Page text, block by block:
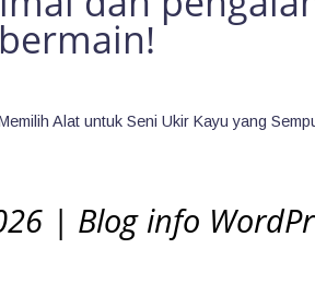
Alat untuk Seni Ukir Kayu yang
| Blog info